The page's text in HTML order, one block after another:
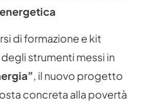
di formazione e kit
strumenti messi in
, il nuovo progetto
concreta alla povertà